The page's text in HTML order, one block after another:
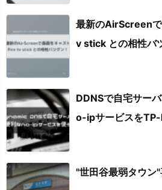
最新のAirScreen
v stick との相性バ
DDNSで自宅サー
o-ipサービスを
"世田谷最弱タウン